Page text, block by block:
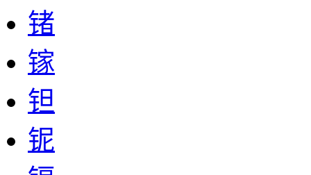
锗
镓
钽
铌